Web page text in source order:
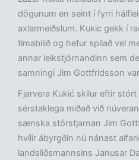
dögunum en seint í fyrri
axlarmeiðslum. Kukic gekk í
tímabilið og hefur spilað vel
annar leikstjórnandinn sem
samningi Jim Gottfridsson
Fjarvera Kukić skilur eftir
sérstaklega miðað við
sænska stórstjarnan Jim
hvílir ábyrgðin nú nánast
landsliðsmannsins Janusar